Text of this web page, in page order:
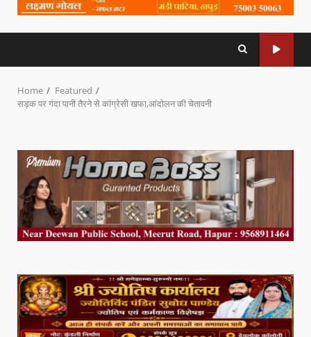
Home
Featured
सड़क पर गंदा पानी तैरने से कांग्रेसी खफा,आंदोलन की चेतावनी